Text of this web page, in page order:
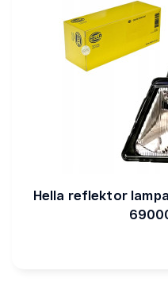
Hella reflektor